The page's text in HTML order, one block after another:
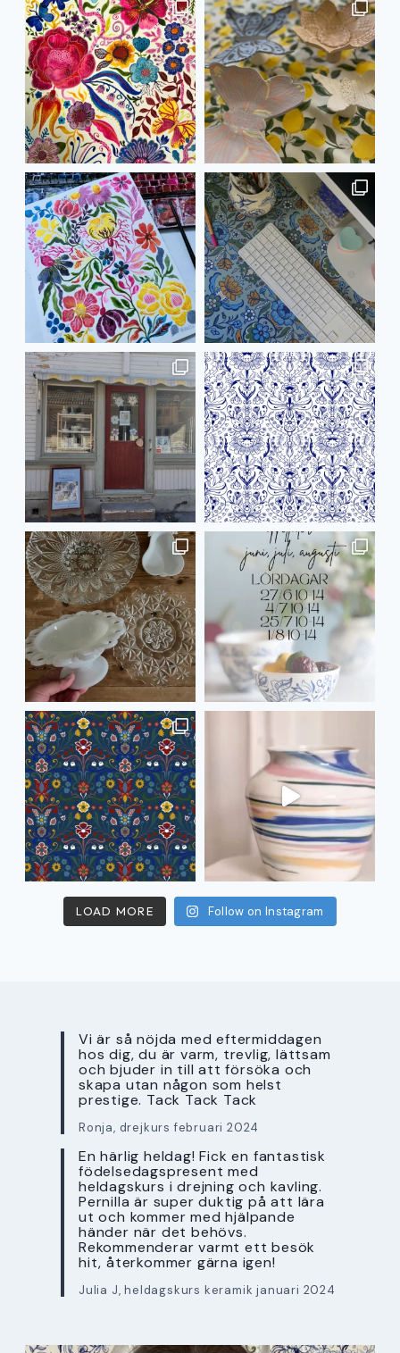
LOAD MORE Follow on Instagram
Vi är så nöjda med eftermiddagen
hos dig, du är varm, trevlig, lättsam
och bjuder in till att försöka och
skapa utan någon som helst
prestige. Tack Tack Tack
Ronja, drejkurs februari 2024
En härlig heldag! Fick en fantastisk
födelsedagspresent med
heldagskurs i drejning och kavling.
Pernilla är super duktig på att lära
ut och kommer med hjälpande
händer när det behövs.
Rekommenderar varmt ett besök
hit, återkommer gärna igen!
Julia J, heldagskurs keramik januari 2024